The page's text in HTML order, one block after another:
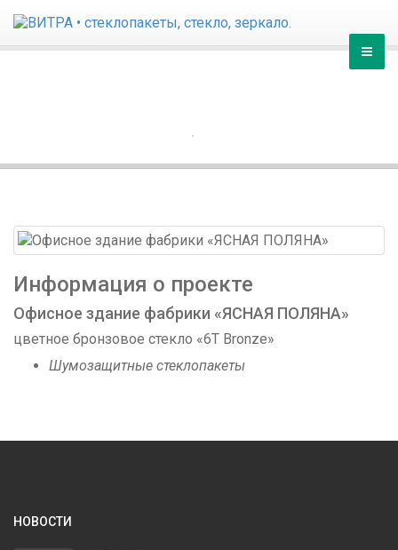
Контакты
Информация о проекте
Офисное здание фабрики «ЯСНАЯ ПОЛЯНА»
цветное бронзовое стекло «6T Bronze»
Шумозащитные стеклопакеты
НОВОСТИ